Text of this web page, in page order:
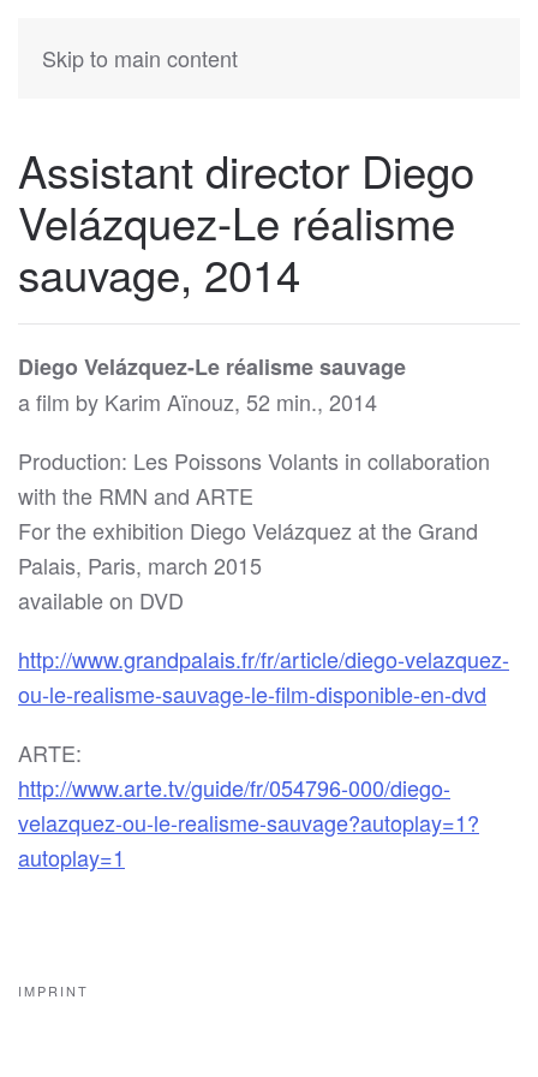
Skip to main content
KATIAHERMANN
Assistant director Diego
Velázquez-Le réalisme
sauvage, 2014
Diego Velázquez-Le réalisme sauvage
a film by Karim Aïnouz, 52 min., 2014
Production: Les Poissons Volants in collaboration
with the RMN and ARTE
For the exhibition Diego Velázquez at the Grand
Palais, Paris, march 2015
available on DVD
http://www.grandpalais.fr/fr/article/diego-velazquez-
ou-le-realisme-sauvage-le-film-disponible-en-dvd
ARTE:
http://www.arte.tv/guide/fr/054796-000/diego-
velazquez-ou-le-realisme-sauvage?autoplay=1?
autoplay=1
IMPRINT